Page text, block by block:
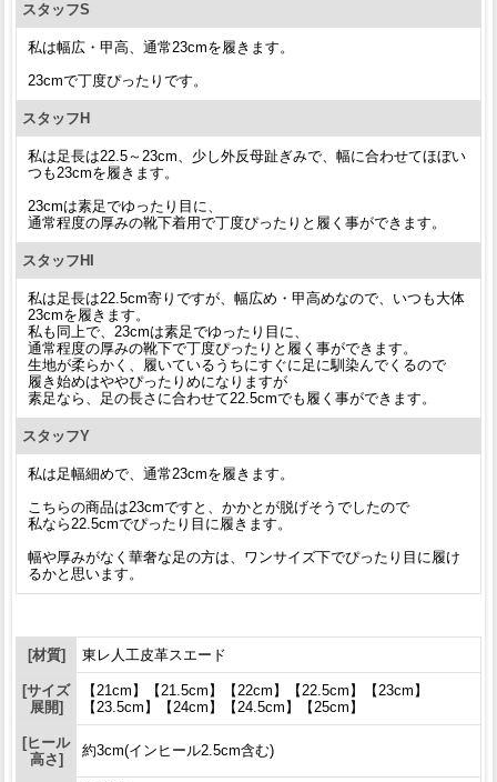
スタッフS
私は幅広・甲高、通常23cmを履きます。
23cmで丁度ぴったりです。
スタッフH
私は足長は22.5～23cm、少し外反母趾ぎみで、幅に合わせてほぼい
つも23cmを履きます。
23cmは素足でゆったり目に、
通常程度の厚みの靴下着用で丁度ぴったりと履く事ができます。
スタッフHI
私は足長は22.5cm寄りですが、幅広め・甲高めなので、いつも大体
23cmを履きます。
私も同上で、23cmは素足でゆったり目に、
通常程度の厚みの靴下で丁度ぴったりと履く事ができます。
生地が柔らかく、履いているうちにすぐに足に馴染んでくるので
履き始めはややぴったりめになりますが
素足なら、足の長さに合わせて22.5cmでも履く事ができます。
スタッフY
私は足幅細めで、通常23cmを履きます。
こちらの商品は23cmですと、かかとが脱げそうでしたので
私なら22.5cmでぴったり目に履きます。
幅や厚みがなく華奢な足の方は、ワンサイズ下でぴったり目に履け
るかと思います。
[材質] 東レ人工皮革スエード
[サイズ
展開]
【21cm】【21.5cm】【22cm】【22.5cm】【23cm】
【23.5cm】【24cm】【24.5cm】【25cm】
[ヒール
高さ]
約3cm(インヒール2.5cm含む)